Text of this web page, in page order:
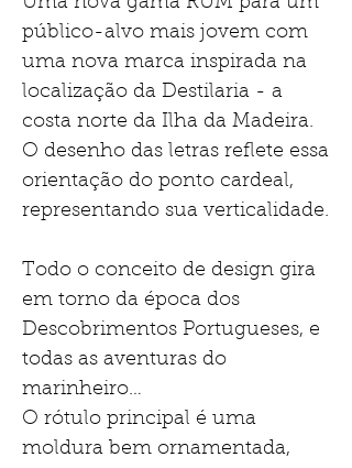
público-alvo mais jovem com
uma nova marca inspirada na
localização da Destilaria - a
costa norte da Ilha da Madeira.
O desenho das letras reflete essa
orientação do ponto cardeal,
representando sua verticalidade.
Todo o conceito de design gira
em torno da época dos
Descobrimentos Portugueses, e
todas as aventuras do
marinheiro…
O rótulo principal é uma
moldura bem ornamentada,